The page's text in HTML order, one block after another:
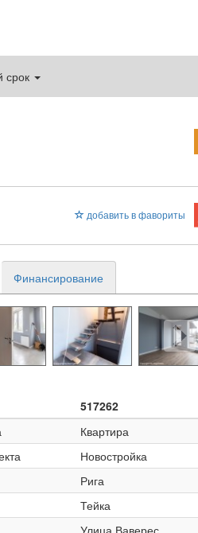
срок
добавить в фавориты
Финансирование
517262
Квартира
Новостройка
Рига
Тейка
Улица Ваверес